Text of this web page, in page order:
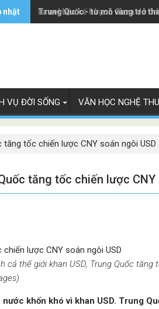
nhật Trung Quốc - từ mỏ vàng trở
Israel bác kế hoạch Gaza do
VỤ ĐỜI SỐNG VĂN HỌC NGHỆ
tốc chiến lược CNY soán ngôi USD
tăng tốc chiến lược CNY
thế giới khan USD, Trung Quốc tăng
khốn khó vì khan USD. Trung